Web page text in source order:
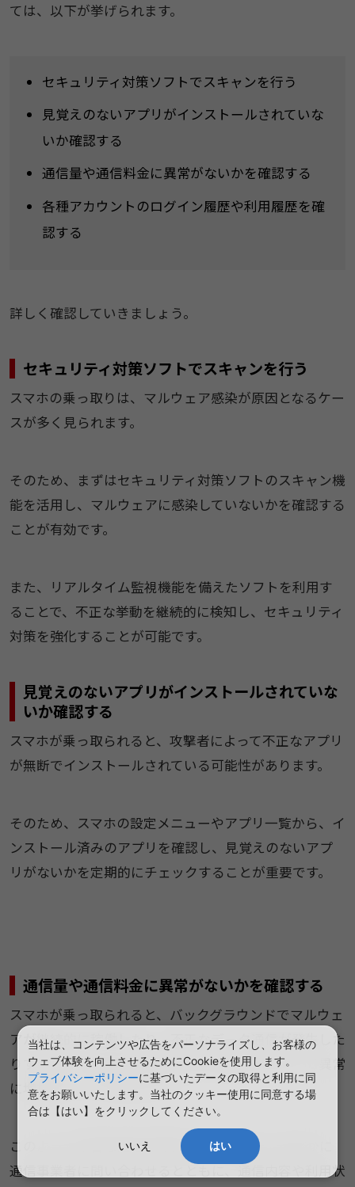
ては、以下が挙げられます。
セキュリティ対策ソフトでスキャンを行う
見覚えのないアプリがインストールされていな
いか確認する
通信量や通信料金に異常がないかを確認する
各種アカウントのログイン履歴や利用履歴を確
認する
詳しく確認していきましょう。
セキュリティ対策ソフトでスキャンを行う
スマホの乗っ取りは、マルウェア感染が原因となるケー
スが多く見られます。
そのため、まずはセキュリティ対策ソフトのスキャン機
能を活用し、マルウェアに感染していないかを確認する
ことが有効です。
また、リアルタイム監視機能を備えたソフトを利用す
ることで、不正な挙動を継続的に検知し、セキュリティ
対策を強化することが可能です。
見覚えのないアプリがインストールされていな
いか確認する
スマホが乗っ取られると、攻撃者によって不正なアプリ
が無断でインストールされている可能性があります。
そのため、スマホの設定メニューやアプリ一覧から、イ
ンストール済みのアプリを確認し、見覚えのないアプ
リがないかを定期的にチェックすることが重要です。
通信量や通信料金に異常がないかを確認する​
スマホが乗っ取られると、バックグラウンドでマルウェ
アが継続的に稼働したり、不正なデータ通信が発生した
りするため、通信量や通信料金が通常時と比較して異常
に増加することがあります。
このような不審な通信が確認された場合は、速やかに
通信事業者に問い合わせるとともに、通信内容や利用状
当社は、コンテンツや広告をパーソナライズし、お客様の
ウェブ体験を向上させるためにCookieを使用します。
プライバシーポリシーに基づいたデータの取得と利用に同
意をお願いいたします。当社のクッキー使用に同意する場
合は【はい】をクリックしてください。
いいえ はい